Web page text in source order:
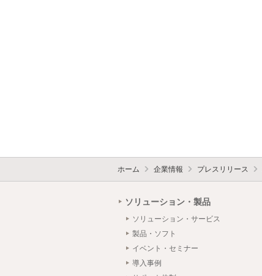
ホーム 企業情報 プレスリリース
ソリューション・製品
ソリューション・サービス
製品・ソフト
イベント・セミナー
導入事例